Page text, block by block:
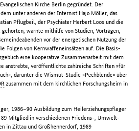
Kirche Berlin gegründet. Der
unter anderen der Internist Hajo Möller, das
Pflugbeil, der Psychiater Herbert Loos und die
gehörten, warnte mithilfe von Studien, Vorträgen,
vor der energetischen Nutzung der
Folgen von Kernwaffeneinsätzen auf. Die Basis-
eine kooperative Zusammenarbeit mit dem
anstrebte, veröffentlichte zahlreiche Schriften »für
darunter die Wismut-Studie »Pechblende« über
zusammen mit dem kirchlichen Forschungsheim in
1986–90 Ausbildung zum Heilerziehungspfleger
Mitglied in verschiedenen Friedens-, Umwelt-
in Zittau und Großhennerdorf, 1989